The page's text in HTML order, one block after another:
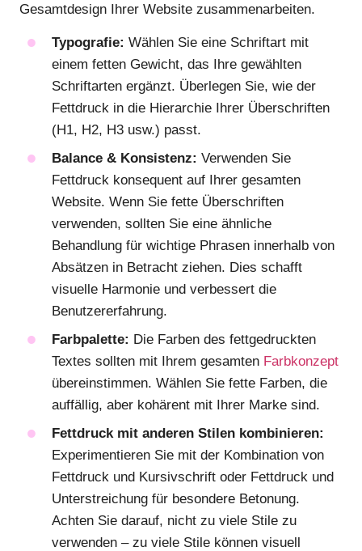
Gesamtdesign Ihrer Website zusammenarbeiten.
Typografie: Wählen Sie eine Schriftart mit
einem fetten Gewicht, das Ihre gewählten
Schriftarten ergänzt. Überlegen Sie, wie der
Fettdruck in die Hierarchie Ihrer Überschriften
(H1, H2, H3 usw.) passt.
Balance & Konsistenz: Verwenden Sie
Fettdruck konsequent auf Ihrer gesamten
Website. Wenn Sie fette Überschriften
verwenden, sollten Sie eine ähnliche
Behandlung für wichtige Phrasen innerhalb von
Absätzen in Betracht ziehen. Dies schafft
visuelle Harmonie und verbessert die
Benutzererfahrung.
Farbpalette: Die Farben des fettgedruckten
Textes sollten mit Ihrem gesamten Farbkonzept
übereinstimmen. Wählen Sie fette Farben, die
auffällig, aber kohärent mit Ihrer Marke sind.
Fettdruck mit anderen Stilen kombinieren:
Experimentieren Sie mit der Kombination von
Fettdruck und Kursivschrift oder Fettdruck und
Unterstreichung für besondere Betonung.
Achten Sie darauf, nicht zu viele Stile zu
verwenden – zu viele Stile können visuell